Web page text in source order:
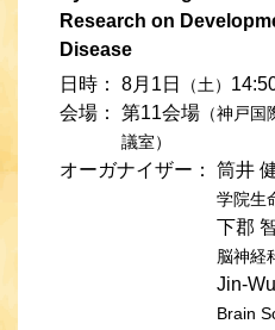
Research on
Disease
日時：
8月1日 （土）
会場：
第11会場 （神戸
議室）
オーガナイザー： 筒井
学院生
下郡
脳神経
Jin-
Brain